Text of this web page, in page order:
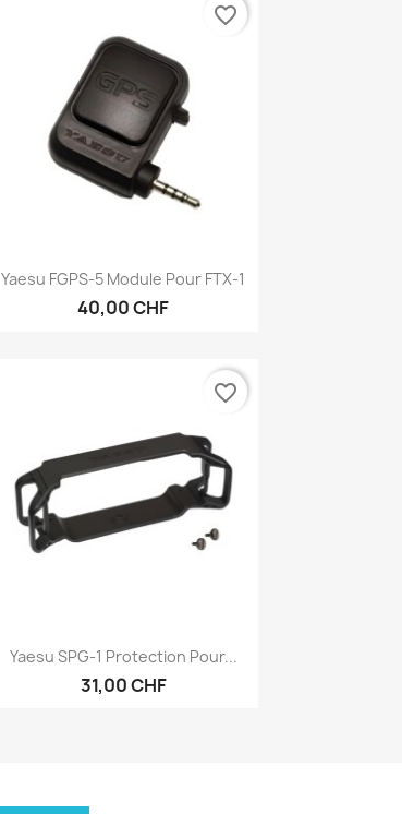
Aperçu rapide
Yaesu FGPS-5 Module Pour FTX-1
40,00 CHF
favorite_border
Aperçu rapide
Yaesu SPG-1 Protection Pour...
31,00 CHF
favorite_border